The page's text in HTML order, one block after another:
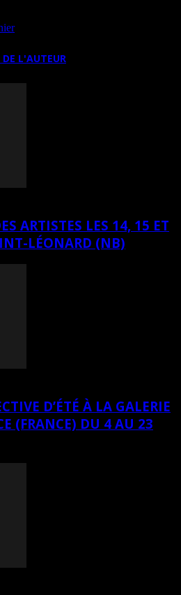
DE L'AUTEUR
ARTISTES LES 14, 15 ET
LÉONARD (NB)
D’ÉTÉ À LA GALERIE
(FRANCE) DU 4 AU 23